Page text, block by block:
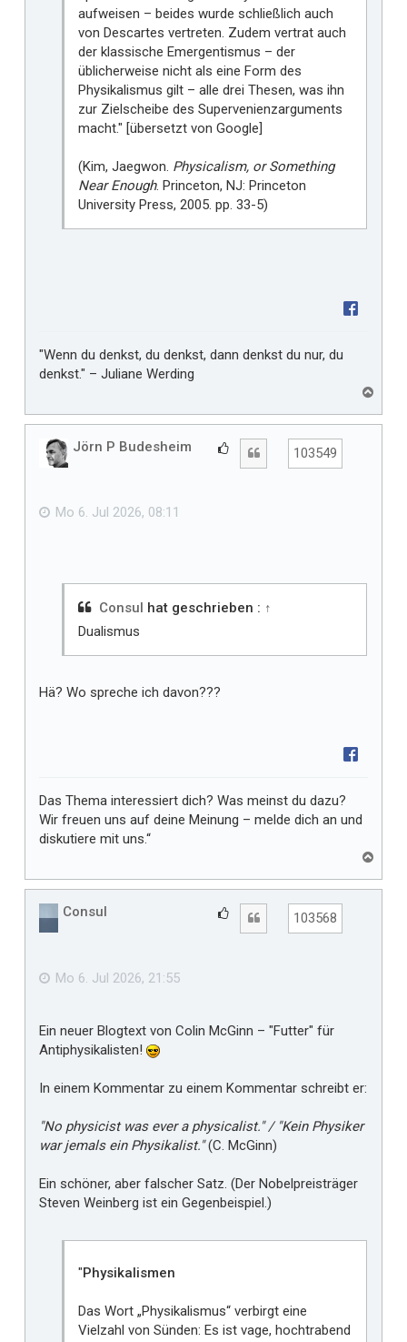
aufweisen – beides wurde schließlich auch
von Descartes vertreten. Zudem vertrat auch
der klassische Emergentismus – der
üblicherweise nicht als eine Form des
Physikalismus gilt – alle drei Thesen, was ihn
zur Zielscheibe des Supervenienzarguments
macht." [übersetzt von Google]
(Kim, Jaegwon. Physicalism, or Something
Near Enough. Princeton, NJ: Princeton
University Press, 2005. pp. 33-5)
"Wenn du denkst, du denkst, dann denkst du nur, du
denkst." – Juliane Werding
c
Jörn P Budesheim
m
i
103549
Mo 6. Jul 2026, 08:11
Consul hat geschrieben : ↑
Dualismus
Hä? Wo spreche ich davon???
Das Thema interessiert dich? Was meinst du dazu?
Wir freuen uns auf deine Meinung – melde dich an und
diskutiere mit uns.“
c
Consul
t
r
103568
Mo 6. Jul 2026, 21:55
Ein neuer Blogtext von Colin McGinn – "Futter" für
Antiphysikalisten!
In einem Kommentar zu einem Kommentar schreibt er:
"No physicist was ever a physicalist." / "Kein Physiker
war jemals ein Physikalist."(C. McGinn)
Ein schöner, aber falscher Satz. (Der Nobelpreisträger
Steven Weinberg ist ein Gegenbeispiel.)
"Physikalismen
Das Wort „Physikalismus“ verbirgt eine
Vielzahl von Sünden: Es ist vage, hochtrabend